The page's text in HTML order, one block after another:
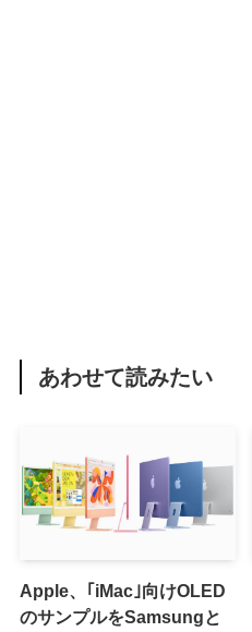
あわせて読みたい
Apple、｢iMac｣向けOLED
のサンプルをSamsungと